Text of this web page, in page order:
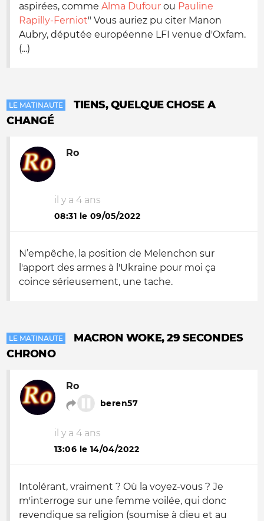
aspirées, comme Alma Dufour ou Pauline
Rapilly-Ferniot" Vous auriez pu citer Manon
Aubry, députée européenne LFI venue d'Oxfam.
(...)
LE MATINAUTE
TIENS, QUELQUE CHOSE A
CHANGÉ
Ro
il y a 4 ans
08:31 le 09/05/2022
N’empêche, la position de Melenchon sur
l'apport des armes à l'Ukraine pour moi ça
coince sérieusement, une tache.
LE MATINAUTE
MACRON WOKE, 29 SECONDES
CHRONO
Ro
beren57
il y a 4 ans
13:06 le 14/04/2022
Intolérant, vraiment ? Où la voyez-vous ? Je
m'interroge sur une femme voilée, qui donc
revendique sa religion (soumise à dieu et au